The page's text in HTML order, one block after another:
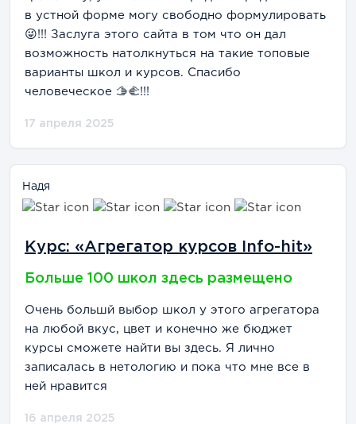
в устной форме могу свободно формулировать
😜!!! Заслуга этого сайта в том что он дал
возможность натолкнуться на такие топовые
варианты школ и курсов. Спасибо
человеческое 🫱🫲!!!
17 апреля 2025
Надя
Курс: «Агрегатор курсов Info-hit»
Больше 100 школ здесь размещено
Очень большй выбор школ у этого агрегатора
на любой вкус, цвет и конечно же бюджет
курсы сможете найти вы здесь. Я лично
записалась в нетологию и пока что мне все в
ней нравится
16 апреля 2025